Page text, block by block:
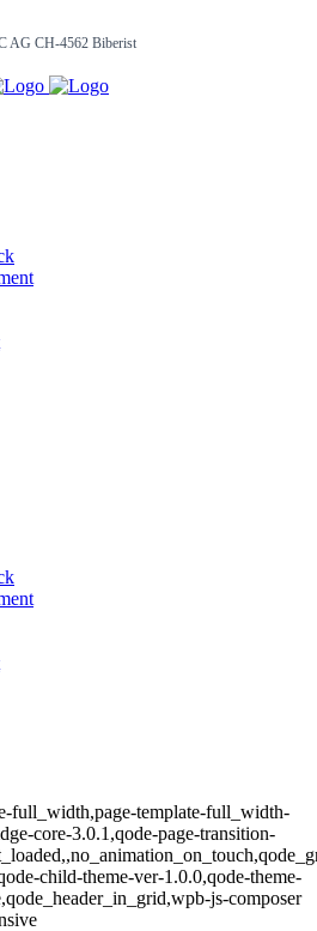
AG CH-4562 Biberist
full_width,page-template-full_width-
core-3.0.1,qode-page-transition-
child-theme-ver-1.0.0,qode-theme-
js-composer